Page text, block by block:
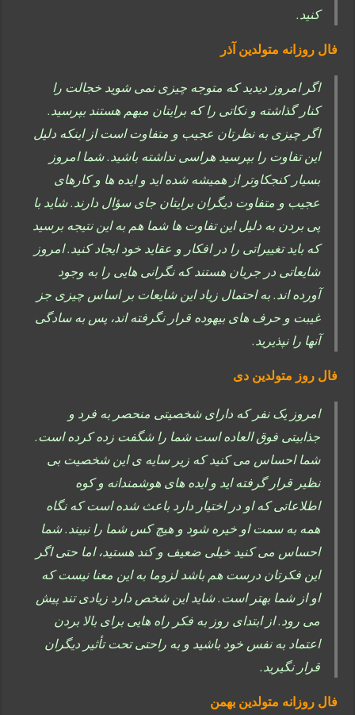
کنید.
فال روزانه متولدین آذر
اگر امروز دیدید که متوجه چیزی نمی شوید خجالت را
کنار گذاشته و نکاتی را که برایتان مبهم هستند بپرسید.
اگر چیزی به نظرتان عجیب و متفاوت است از اینکه دلیل
این تفاوت را بپرسید هراسی نداشته باشید. شما امروز
بسیار کنجکاوتر از همیشه شده اید و ایده ها و کارهای
عجیب و متفاوت دیگران برایتان جای سؤال دارند. شاید با
پی بردن به دلیل این تفاوت ها شما هم به این نتیجه برسید
که باید تغییراتی را در افکار و عقاید خود ایجاد کنید. امروز
شایعاتی در جریان هستند که نگرانی هایی را به وجود
آورده اند. به احتمال زیاد این شایعات بر اساس چیزی جز
غیبت و حرف های بیهوده قرار نگرفته اند، پس به سادگی
آنها را نپذیرید.
فال روز متولدین دی
امروز یک نفر که دارای شخصیتی منحصر به فرد و
جذابیتی فوق العاده است شما را شگفت زده کرده است.
شما احساس می کنید که زیر سایه ی این شخصیت بی
نظیر قرار گرفته اید و ایده های هوشمندانه و کوه
اطلاعاتی که او در اختیار دارد باعث شده است که نگاه
همه به سمت او خیره شود و هیچ کس شما را نبیند. شما
احساس می کنید خیلی ضعیف و کند هستید، اما حتی اگر
این فکرتان درست هم باشد لزوما به این معنا نیست که
او از شما بهتر است. شاید این شخص دارد زیادی تند پیش
می رود. از ابتدای روز به فکر راه هایی برای بالا بردن
اعتماد به نفس خود باشید و به راحتی تحت تأثیر دیگران
قرار نگیرید.
فال روزانه متولدین بهمن